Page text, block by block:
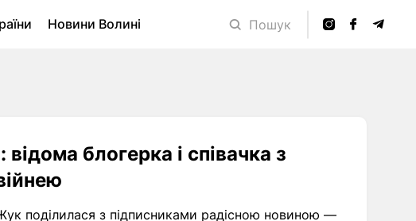
Новини Волині
Пошук
блогерка і співачка з
поділилася з підписниками радісною новиною —